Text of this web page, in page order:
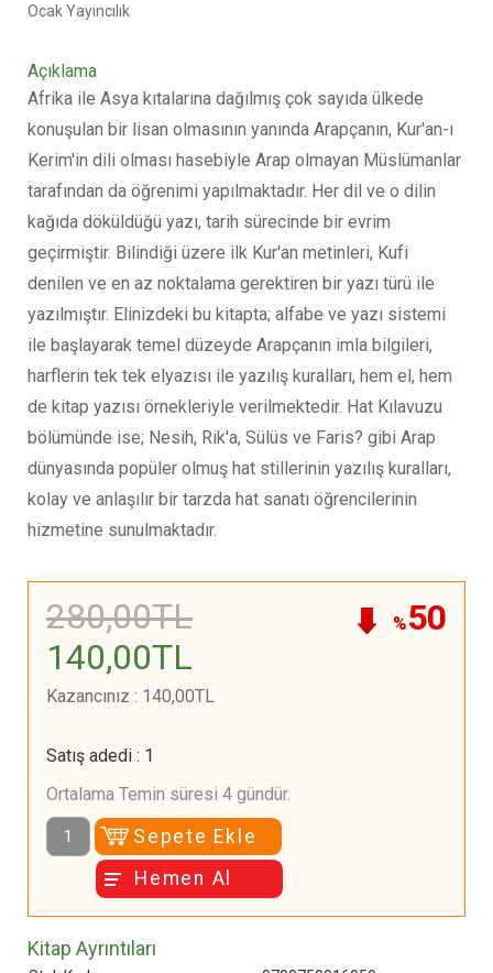
Ocak Yayıncılık
Açıklama
Afrika ile Asya kıtalarına dağılmış çok sayıda ülkede
konuşulan bir lisan olmasının yanında Arapçanın, Kur'an-ı
Kerim'in dili olması hasebiyle Arap olmayan Müslümanlar
tarafından da öğrenimi yapılmaktadır. Her dil ve o dilin
kağıda döküldüğü yazı, tarih sürecinde bir evrim
geçirmiştir. Bilindiği üzere ilk Kur'an metinleri, Kufi
denilen ve en az noktalama gerektiren bir yazı türü ile
yazılmıştır. Elinizdeki bu kitapta; alfabe ve yazı sistemi
ile başlayarak temel düzeyde Arapçanın imla bilgileri,
harflerin tek tek elyazısı ile yazılış kuralları, hem el, hem
de kitap yazısı örnekleriyle verilmektedir. Hat Kılavuzu
bölümünde ise; Nesih, Rik'a, Sülüs ve Faris? gibi Arap
dünyasında popüler olmuş hat stillerinin yazılış kuralları,
kolay ve anlaşılır bir tarzda hat sanatı öğrencilerinin
hizmetine sunulmaktadır.
%50
280,00TL
140,00TL
Kazancınız : 140,00TL
Satış adedi: 1
Ortalama Temin süresi 4 gündür.
Sepete Ekle
Hemen Al
Kitap Ayrıntıları